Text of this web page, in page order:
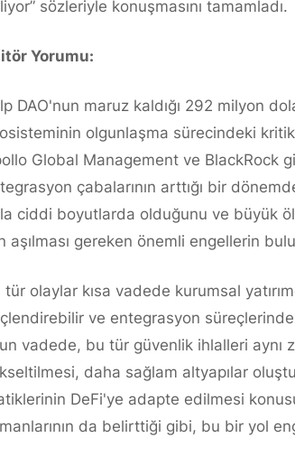
sözleriyle konuşmasını tamamladı.
Yorumu:
DAO'nun maruz kaldığı 292 milyon
olgunlaşma sürecindeki
Global Management ve BlackRock
çabalarının arttığı bir
ciddi boyutlarda olduğunu ve büyük
aşılması gereken önemli engellerin
tür olaylar kısa vadede kurumsal
ve entegrasyon
vadede, bu tür güvenlik ihlalleri aynı
daha sağlam altyapılar
DeFi'ye adapte edilmesi
da belirttiği gibi, bu bir yol